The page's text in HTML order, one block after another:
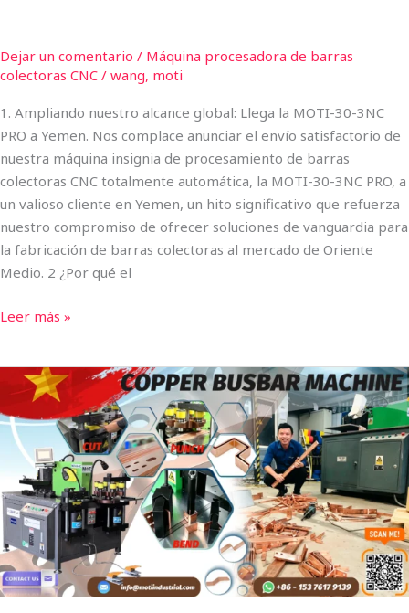
Dejar un comentario / Máquina procesadora de barras
colectoras CNC / wang, moti
1. Ampliando nuestro alcance global: Llega la MOTI-30-3NC
PRO a Yemen. Nos complace anunciar el envío satisfactorio de
nuestra máquina insignia de procesamiento de barras
colectoras CNC totalmente automática, la MOTI-30-3NC PRO, a
un valioso cliente en Yemen, un hito significativo que refuerza
nuestro compromiso de ofrecer soluciones de vanguardia para
la fabricación de barras colectoras al mercado de Oriente
Medio. 2 ¿Por qué el
Leer más »
CNC
Busbar
Cutting
Punching
Bending
Machine
MOTI-
30-
3NC
Enviado